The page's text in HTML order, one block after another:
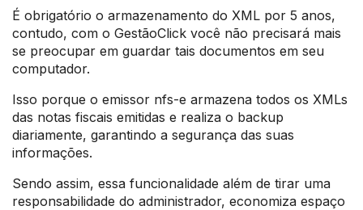
É obrigatório o armazenamento do XML por 5 anos,
contudo, com o GestãoClick você não precisará mais
se preocupar em guardar tais documentos em seu
computador.
Isso porque o emissor nfs-e armazena todos os XMLs
das notas fiscais emitidas e realiza o backup
diariamente, garantindo a segurança das suas
informações.
Sendo assim, essa funcionalidade além de tirar uma
responsabilidade do administrador, economiza espaço